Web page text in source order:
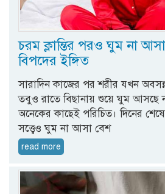
চরম ক্লান্তির পরও ঘুম না
বিপদের ইঙ্গিত
সারাদিন কাজের পর শরীর যখন
তবুও রাতে বিছানায় শুয়ে ঘুম আসছে
অনেকের কাছেই পরিচিত। দিনের শেষে
সত্ত্বেও ঘুম না আসা বেশ
read more